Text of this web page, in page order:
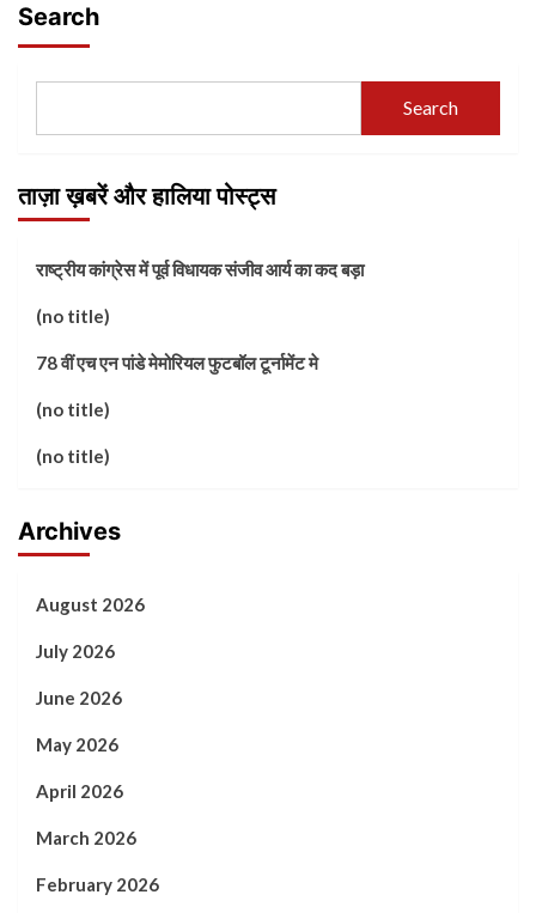
Search
Search
ताज़ा ख़बरें और हालिया पोस्ट्स
राष्ट्रीय कांग्रेस में पूर्व विधायक संजीव आर्य का कद बड़ा
(no title)
78 वीं एच एन पांडे मेमोरियल फुटबॉल टूर्नामेंट मे
(no title)
(no title)
Archives
August 2026
July 2026
June 2026
May 2026
April 2026
March 2026
February 2026